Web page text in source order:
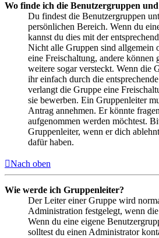
Wo finde ich die Benutzergruppen
Du findest die Benutzergruppen
persönlichen Bereich. Wenn du
kannst du dies mit der
Nicht alle Gruppen sind allgemein
eine Freischaltung, andere können
weitere sogar versteckt. Wenn die
ihr einfach durch die
verlangt die Gruppe eine
sie bewerben. Ein Gruppenleiter
Antrag annehmen. Er könnte
aufgenommen werden möchtest.
Gruppenleiter, wenn er dich
dafür haben.
Nach oben
Wie werde ich Gruppenleiter?
Der Leiter einer Gruppe wird
Administration festgelegt, wenn
Wenn du eine eigene
solltest du einen Administrator